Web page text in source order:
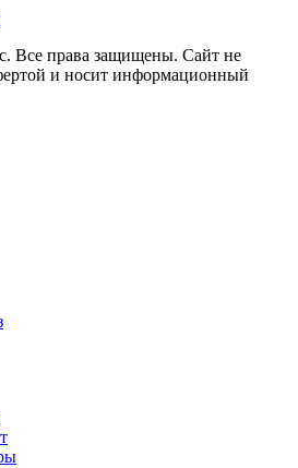
Все права защищены. Сайт не
и носит информационный